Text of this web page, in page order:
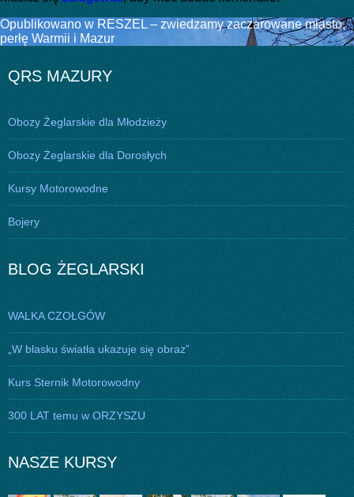
Nawigacja
wpisu
Opublikowano w RESZEL – zwiedzamy zaczarowane miasto,
perłę Warmii i Mazur
QRS MAZURY
Obozy Żeglarskie dla Młodzieży
Obozy Żeglarskie dla Dorosłych
Kursy Motorowodne
Bojery
BLOG ŻEGLARSKI
WALKA CZOŁGÓW
„W blasku światła ukazuje się obraz”
Kurs Sternik Motorowodny
300 LAT temu w ORZYSZU
NASZE KURSY